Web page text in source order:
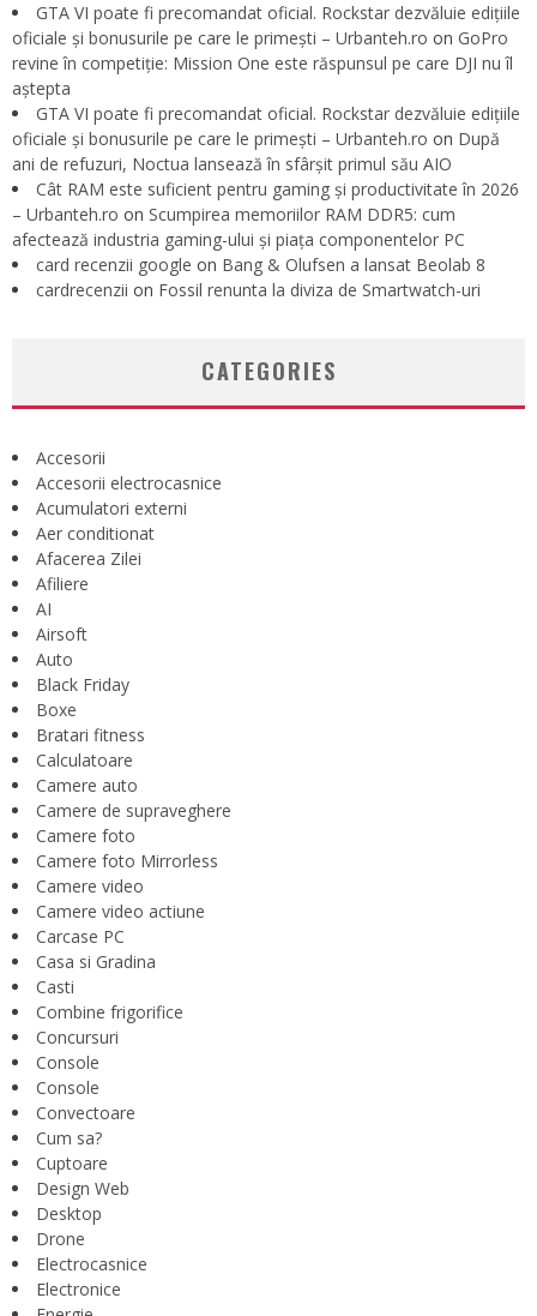
GTA VI poate fi precomandat oficial. Rockstar dezvăluie edițiile
oficiale și bonusurile pe care le primești – Urbanteh.ro on GoPro
revine în competiție: Mission One este răspunsul pe care DJI nu îl
aștepta
GTA VI poate fi precomandat oficial. Rockstar dezvăluie edițiile
oficiale și bonusurile pe care le primești – Urbanteh.ro on După
ani de refuzuri, Noctua lansează în sfârșit primul său AIO
Cât RAM este suficient pentru gaming și productivitate în 2026
– Urbanteh.ro on Scumpirea memoriilor RAM DDR5: cum
afectează industria gaming-ului și piața componentelor PC
card recenzii google on Bang & Olufsen a lansat Beolab 8
cardrecenzii on Fossil renunta la diviza de Smartwatch-uri
CATEGORIES
Accesorii
Accesorii electrocasnice
Acumulatori externi
Aer conditionat
Afacerea Zilei
Afiliere
AI
Airsoft
Auto
Black Friday
Boxe
Bratari fitness
Calculatoare
Camere auto
Camere de supraveghere
Camere foto
Camere foto Mirrorless
Camere video
Camere video actiune
Carcase PC
Casa si Gradina
Casti
Combine frigorifice
Concursuri
Console
Console
Convectoare
Cum sa?
Cuptoare
Design Web
Desktop
Drone
Electrocasnice
Electronice